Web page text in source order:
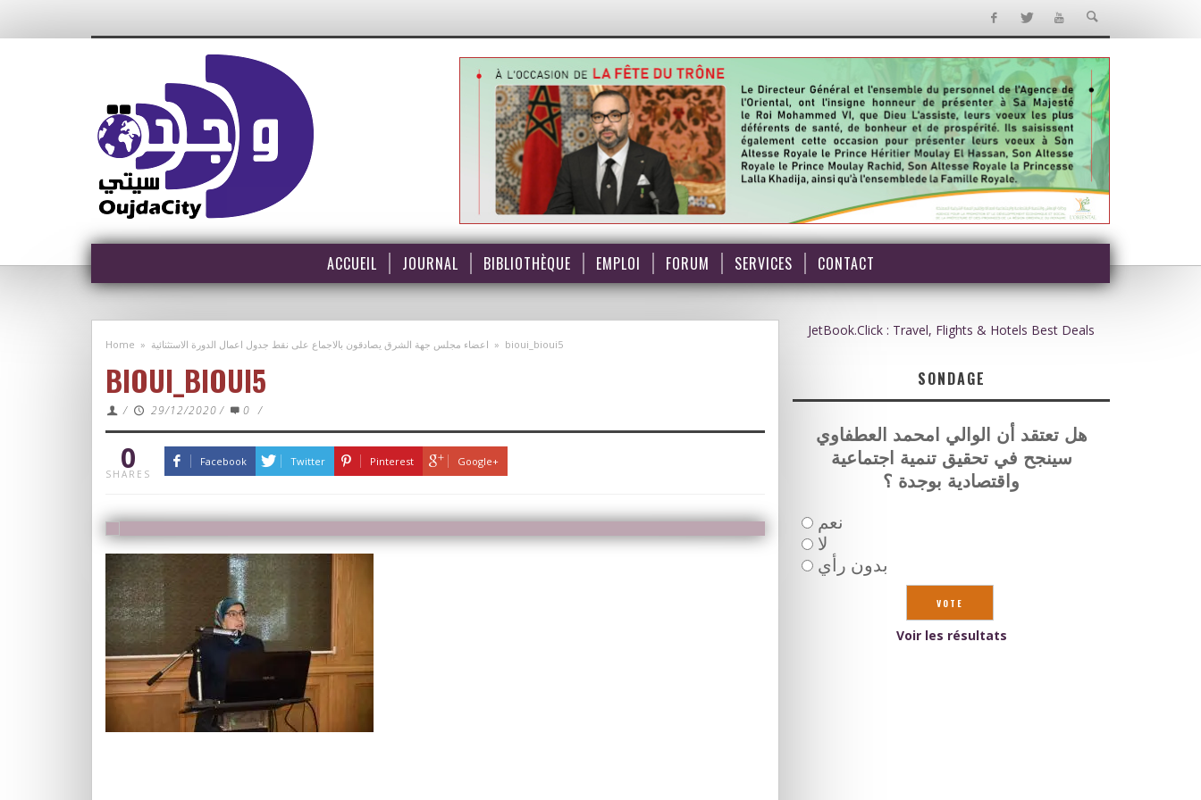
ACCUEIL JOURNAL BIBLIOTHÈQUE EMPLOI FORUM SERVICES CONTACT
Home » اعضاء مجلس جهة الشرق يصادقون بالاجماع على نقط جدول اعمال الدورة الاستثنائية » bioui_bioui5
BIOUI_BIOUI5
/ 29/12/2020 / 0 /
0
SHARES
Facebook Twitter Pinterest Google+
JetBook.Click : Travel, Flights & Hotels Best Deals
SONDAGE
هل تعتقد أن الوالي امحمد العطفاوي
سينجح في تحقيق تنمية اجتماعية
واقتصادية بوجدة ؟
نعم
لا
بدون رأي
Voir les résultats